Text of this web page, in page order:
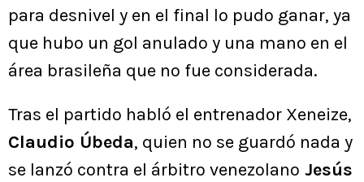
para desnivel y en el final lo pudo ganar, ya
que hubo un gol anulado y una mano en el
área brasileña que no fue considerada.
Tras el partido habló el entrenador Xeneize,
Claudio Úbeda, quien no se guardó nada y
se lanzó contra el árbitro venezolano Jesús